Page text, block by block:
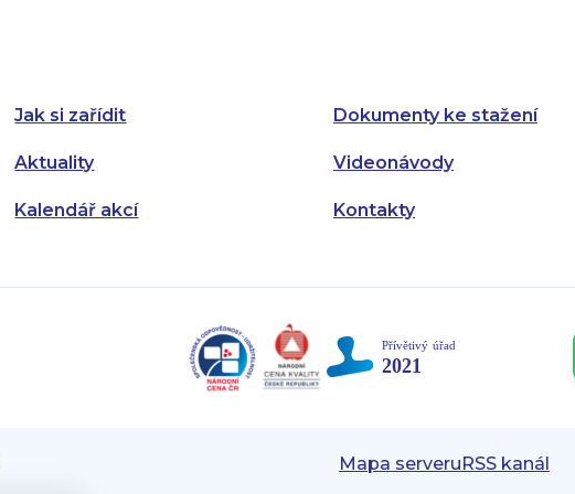
Jak si zařídit
Aktuality
Kalendář akcí
Dokumenty ke stažení
Videonávody
Kontakty
Pátek:
Mapa serveruRSS kanál